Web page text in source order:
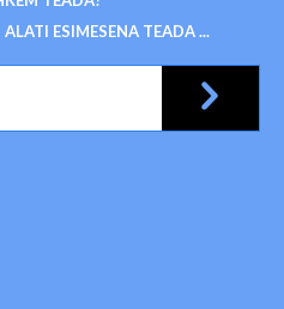
ESIMESENA TEADA ...